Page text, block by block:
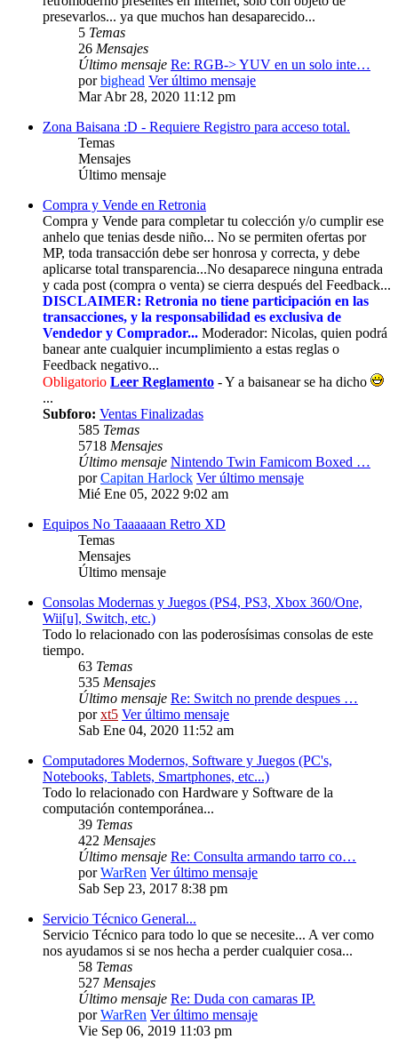
presevarlos... ya que muchos han desaparecido...
5 Temas
26 Mensajes
Último mensaje Re: RGB-> YUV en un solo inte…
porbighead Ver último mensaje
Mar Abr 28, 2020 11:12 pm
Zona Baisana :D - Requiere Registro para acceso total.
Temas
Mensajes
Último mensaje
Compra y Vende en Retronia
Compra y Vende para completar tu colección y/o cumplir ese
anhelo que tenias desde niño... No se permiten ofertas por
MP, toda transacción debe ser honrosa y correcta, y debe
aplicarse total transparencia...No desaparece ninguna entrada
y cada post (compra o venta) se cierra después del Feedback...
DISCLAIMER: Retronia no tiene participación en las
transacciones, y la responsabilidad es exclusiva de
Vendedor y Comprador... Moderador: Nicolas, quien podrá
banear ante cualquier incumplimiento a estas reglas o
Feedback negativo...
Obligatorio Leer Reglamento - Y a baisanear se ha dicho
...
Subforo: Ventas Finalizadas
585 Temas
5718 Mensajes
Último mensaje Nintendo Twin Famicom Boxed …
porCapitan Harlock Ver último mensaje
Mié Ene 05, 2022 9:02 am
Equipos No Taaaaaan Retro XD
Temas
Mensajes
Último mensaje
Consolas Modernas y Juegos (PS4, PS3, Xbox 360/One,
Wii[u], Switch, etc.)
Todo lo relacionado con las poderosísimas consolas de este
tiempo.
63 Temas
535 Mensajes
Último mensaje Re: Switch no prende despues …
porxt5 Ver último mensaje
Sab Ene 04, 2020 11:52 am
Computadores Modernos, Software y Juegos (PC's,
Notebooks, Tablets, Smartphones, etc...)
Todo lo relacionado con Hardware y Software de la
computación contemporánea...
39 Temas
422 Mensajes
Último mensaje Re: Consulta armando tarro co…
porWarRen Ver último mensaje
Sab Sep 23, 2017 8:38 pm
Servicio Técnico General...
Servicio Técnico para todo lo que se necesite... A ver como
nos ayudamos si se nos hecha a perder cualquier cosa...
58 Temas
527 Mensajes
Último mensaje Re: Duda con camaras IP.
porWarRen Ver último mensaje
Vie Sep 06, 2019 11:03 pm